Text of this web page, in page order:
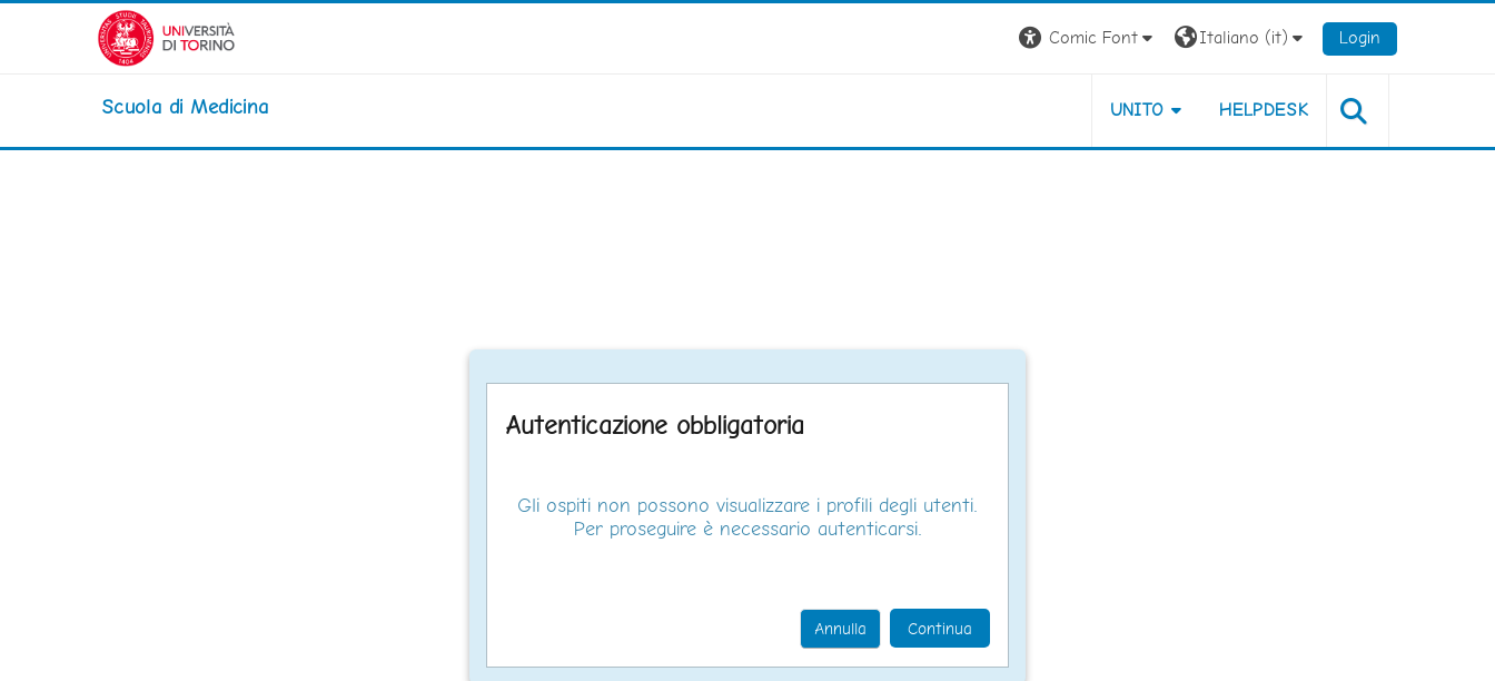
Vai al contenuto principale
Comic Font
Italiano ‎(it)‎ Login
Scuola di Medicina UNITO HELPDESK
Autenticazione obbligatoria
Gli ospiti non possono visualizzare i profili degli utenti.
Per proseguire è necessario autenticarsi.
Annulla Continua